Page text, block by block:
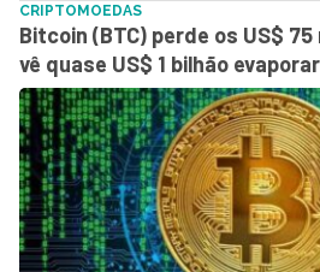
CRIPTOMOEDAS
Bitcoin (BTC) perde os US$
vê quase US$ 1 bilhão